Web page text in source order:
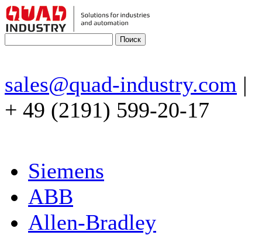
sales@quad-industry.com |
+ 49 (2191) 599-20-17
Siemens
ABB
Allen-Bradley